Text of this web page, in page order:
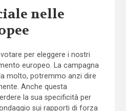
nelle
per eleggere i nostri
europeo. La campagna
molto, potremmo anzi dire
Anche questa
la sua specificità per
sui rapporti di forza